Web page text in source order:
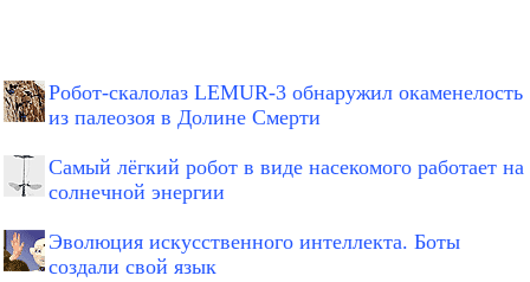
Робот-скалолаз LEMUR-3 обнаружил окаменелость
из палеозоя в Долине Смерти
Самый лёгкий робот в виде насекомого работает на
солнечной энергии
Эволюция искусственного интеллекта. Боты
создали свой язык